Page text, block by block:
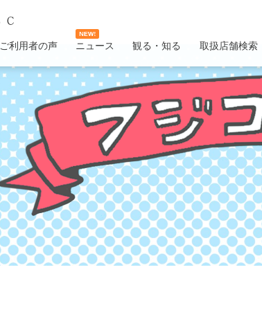
ご利用者の声 ニュース 観る・知る 取扱店舗検索